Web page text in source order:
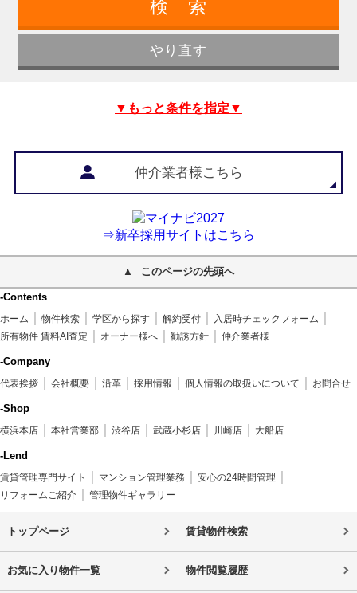
▼もっと条件を指定▼
仲介業者様こちら
⇒新卒採用サイトはこちら
このページの先頭へ
-Contents
ホーム 物件検索 学区から探す 解約受付
入居時チェックフォーム
所有物件 賃料AI査定
オーナー様へ 勧誘方針 仲介業者様
-Company
代表挨拶 会社概要 沿革 採用情報 個人情報の取扱いについて お問合せ
-Shop
横浜本店 本社営業部 渋谷店 武蔵小杉店 川崎店 大船店
-Lend
賃貸管理専門サイト マンション管理業務
安心の24時間管理
リフォームご紹介
管理物件ギャラリー
トップページ 賃貸物件検索
お気に入り物件一覧 物件閲覧履歴